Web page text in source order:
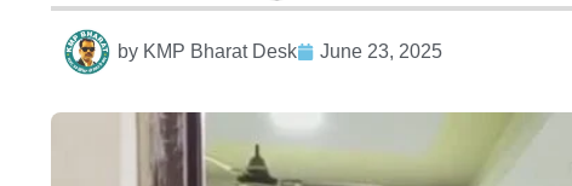
by KMP Bharat Desk June 23, 2025